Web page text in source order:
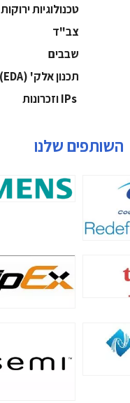
‫טכנולוגיות ירוקות‬
‫צב"ד‬
‫שבבים‬
‫תכנון אלק' (‪(EDA‬‬
השותפים שלנו